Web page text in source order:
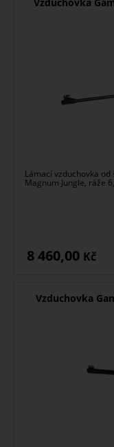
Vzduchovka
Lámací vzduchovka
Magnum Jungle, ráže
8 460,00 Kč
Vzduchovka